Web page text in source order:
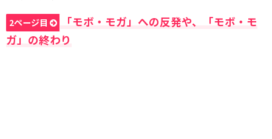
2ページ目
「モボ・モガ」への反発や、「モボ・モ
ガ」の終わり